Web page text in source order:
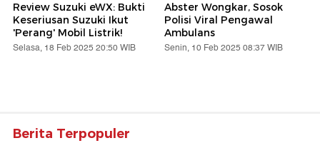
Review Suzuki eWX: Bukti
Keseriusan Suzuki Ikut
'Perang' Mobil Listrik!
Selasa, 18 Feb 2025 20:50 WIB
Abster Wongkar, Sosok
Polisi Viral Pengawal
Ambulans
Senin, 10 Feb 2025 08:37 WIB
Berita Terpopuler